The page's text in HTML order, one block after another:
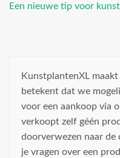
Een nieuwe tip voor
KunstplantenXL
betekent dat we
voor een aankoop via
verkoopt zelf géén
doorverwezen naar de
je vragen over een